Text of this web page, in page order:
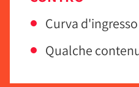
Curva
Qualche